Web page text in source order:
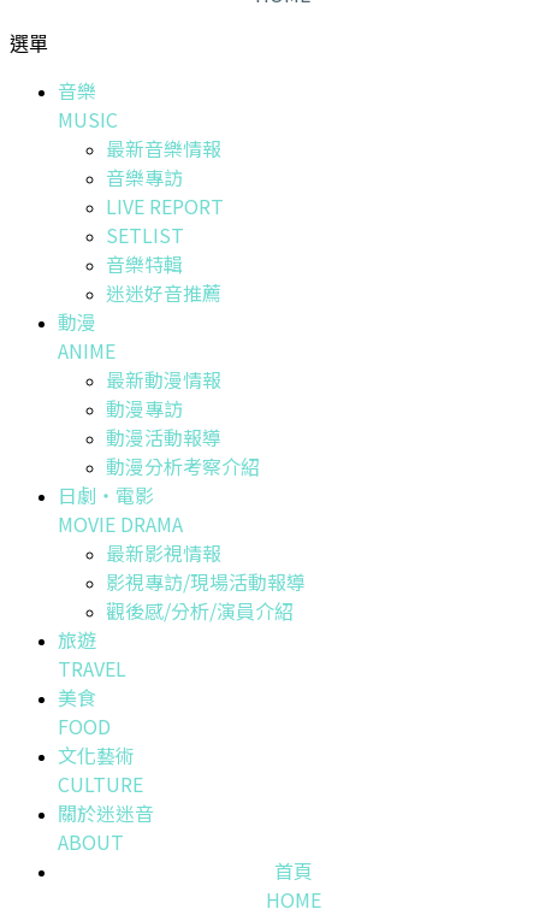
選單
音樂
MUSIC
最新音樂情報
音樂專訪
LIVE REPORT
SETLIST
音樂特輯
迷迷好音推薦
動漫
ANIME
最新動漫情報
動漫專訪
動漫活動報導
動漫分析考察介紹
日劇・電影
MOVIE DRAMA
最新影視情報
影視專訪/現場活動報導
觀後感/分析/演員介紹
旅遊
TRAVEL
美食
FOOD
文化藝術
CULTURE
關於迷迷音
ABOUT
首頁
HOME